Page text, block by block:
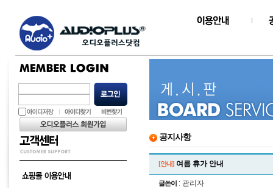
공지사항
[안내] 여름 휴가 안내
글쓴이 : 관리자